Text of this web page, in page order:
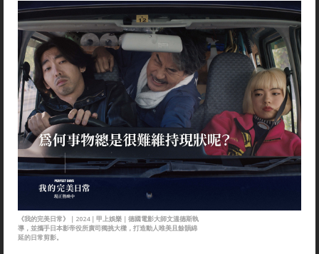
《我的完美日常》｜2024｜甲上娛樂｜德國電影大師文溫德斯執
導，並攜手日本影帝役所廣司獨挑大樑，打造動人唯美且餘韻綿
延的日常剪影。